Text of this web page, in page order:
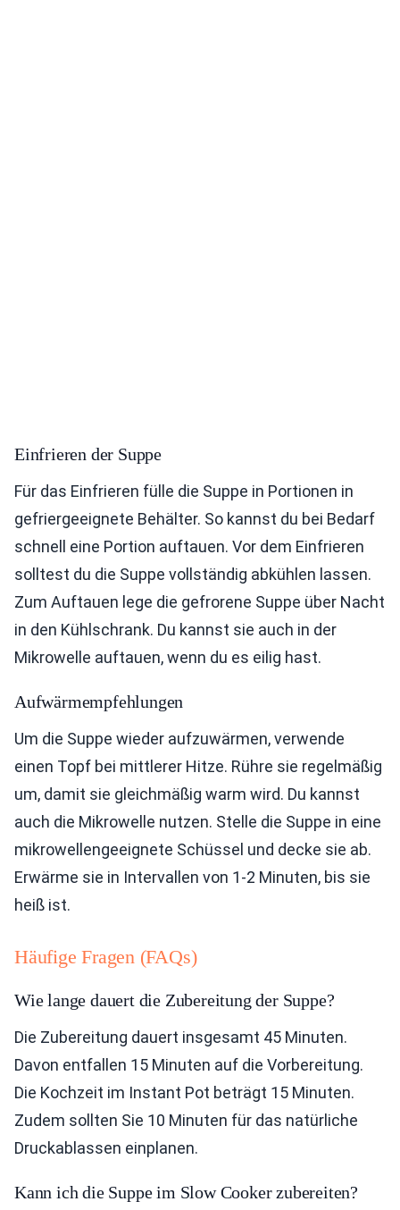
Einfrieren der Suppe
Für das Einfrieren fülle die Suppe in Portionen in
gefriergeeignete Behälter. So kannst du bei Bedarf
schnell eine Portion auftauen. Vor dem Einfrieren
solltest du die Suppe vollständig abkühlen lassen.
Zum Auftauen lege die gefrorene Suppe über Nacht
in den Kühlschrank. Du kannst sie auch in der
Mikrowelle auftauen, wenn du es eilig hast.
Aufwärmempfehlungen
Um die Suppe wieder aufzuwärmen, verwende
einen Topf bei mittlerer Hitze. Rühre sie regelmäßig
um, damit sie gleichmäßig warm wird. Du kannst
auch die Mikrowelle nutzen. Stelle die Suppe in eine
mikrowellengeeignete Schüssel und decke sie ab.
Erwärme sie in Intervallen von 1-2 Minuten, bis sie
heiß ist.
Häufige Fragen (FAQs)
Wie lange dauert die Zubereitung der Suppe?
Die Zubereitung dauert insgesamt 45 Minuten.
Davon entfallen 15 Minuten auf die Vorbereitung.
Die Kochzeit im Instant Pot beträgt 15 Minuten.
Zudem sollten Sie 10 Minuten für das natürliche
Druckablassen einplanen.
Kann ich die Suppe im Slow Cooker zubereiten?